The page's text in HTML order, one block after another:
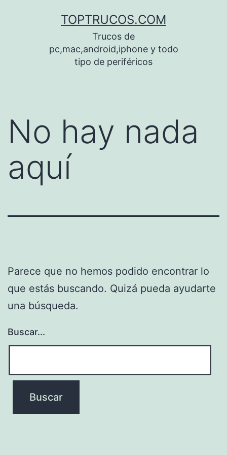
TOPTRUCOS.COM
Trucos de
pc,mac,android,iphone y todo
tipo de periféricos
No hay nada
aquí
Parece que no hemos podido encontrar lo
que estás buscando. Quizá pueda ayudarte
una búsqueda.
Buscar...